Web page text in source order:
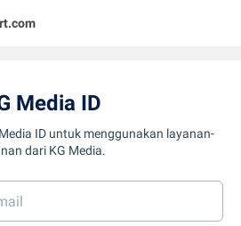
Media ID
ID untuk menggunakan layanan-
dari KG Media.